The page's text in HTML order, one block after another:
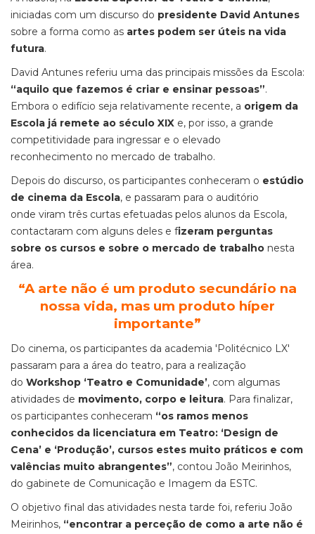
iniciadas com um discurso do presidente David Antunes
sobre a forma como as artes podem ser úteis na vida
futura.
David Antunes referiu uma das principais missões da Escola:
“aquilo que fazemos é criar e ensinar pessoas”.
Embora o edifício seja relativamente recente, a origem da
Escola já remete ao século XIX e, por isso, a grande
competitividade para ingressar e o elevado
reconhecimento no mercado de trabalho.
Depois do discurso, os participantes conheceram o estúdio
de cinema da Escola, e passaram para o auditório
onde viram três curtas efetuadas pelos alunos da Escola,
contactaram com alguns deles e fizeram perguntas
sobre os cursos e sobre o mercado de trabalho nesta
área.
“A arte não é um produto secundário na
nossa vida, mas um produto híper
importante”
Do cinema, os participantes da academia 'Politécnico LX'
passaram para a área do teatro, para a realização
do Workshop ‘Teatro e Comunidade’, com algumas
atividades de movimento, corpo e leitura. Para finalizar,
os participantes conheceram “os ramos menos
conhecidos da licenciatura em Teatro: ‘Design de
Cena’ e ‘Produção’, cursos estes muito práticos e com
valências muito abrangentes”, contou João Meirinhos,
do gabinete de Comunicação e Imagem da ESTC.
O objetivo final das atividades nesta tarde foi, referiu João
Meirinhos, “encontrar a perceção de como a arte não é